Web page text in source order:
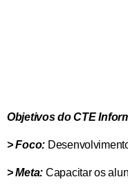
Objetivos do CTE
> Foco:
> Meta: Capacitar os